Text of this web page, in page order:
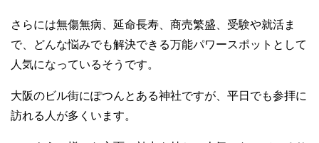
さらには無傷無病、延命長寿、商売繁盛、受験や就活ま
で、どんな悩みでも解決できる万能パワースポットとして
人気になっているそうです。
大阪のビル街にぽつんとある神社ですが、平日でも参拝に
訪れる人が多くいます。